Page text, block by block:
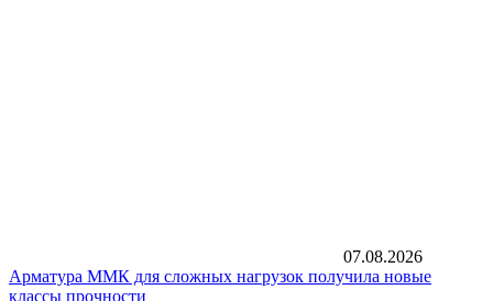
07.08.2026
Арматура ММК для сложных нагрузок получила новые
классы прочности